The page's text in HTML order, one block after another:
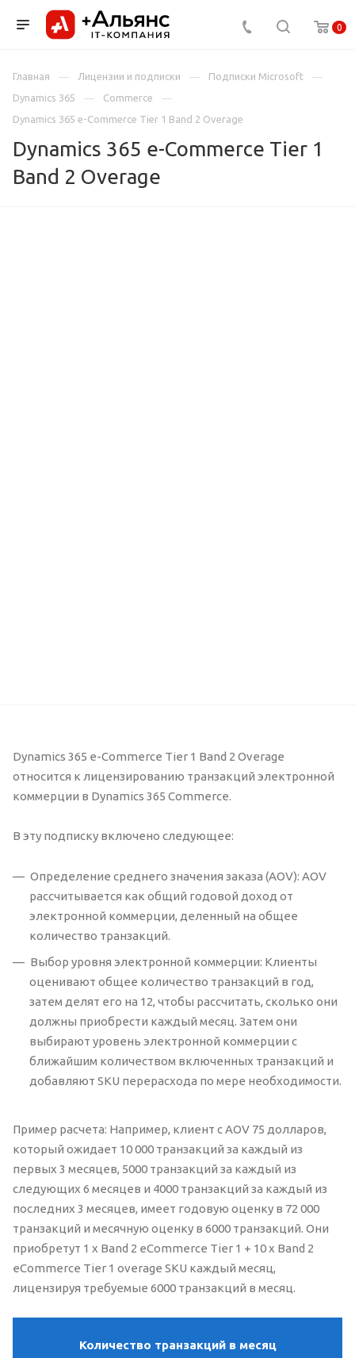
0
Главная Лицензии и подписки
Подписки Microsoft
Dynamics 365
Commerce
Dynamics 365 e-Commerce Tier 1 Band 2 Overage
Dynamics 365 e-Commerce Tier 1
Band 2 Overage
Dynamics 365 e-Commerce Tier 1 Band 2 Overage
относится к лицензированию транзакций электронной
коммерции в Dynamics 365 Commerce.
В эту подписку включено следующее:
Определение среднего значения заказа (AOV): AOV
рассчитывается как общий годовой доход от
электронной коммерции, деленный на общее
количество транзакций.
Выбор уровня электронной коммерции: Клиенты
оценивают общее количество транзакций в год,
затем делят его на 12, чтобы рассчитать, сколько они
должны приобрести каждый месяц. Затем они
выбирают уровень электронной коммерции с
ближайшим количеством включенных транзакций и
добавляют SKU перерасхода по мере необходимости.
Пример расчета: Например, клиент с AOV 75 долларов,
который ожидает 10 000 транзакций за каждый из
первых 3 месяцев, 5000 транзакций за каждый из
следующих 6 месяцев и 4000 транзакций за каждый из
последних 3 месяцев, имеет годовую оценку в 72 000
транзакций и месячную оценку в 6000 транзакций. Они
приобретут 1 x Band 2 eCommerce Tier 1 + 10 x Band 2
eCommerce Tier 1 overage SKU каждый месяц,
лицензируя требуемые 6000 транзакций в месяц.
Количество транзакций в месяц